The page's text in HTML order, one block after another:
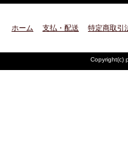
ホーム 支払・配送 特定商取引
Copyright(c)